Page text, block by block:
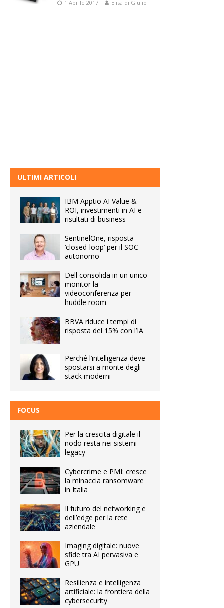
1 Aprile 2017 Elisa di Giulio
ULTIMI ARTICOLI
IBM Apptio AI Value &
ROI, investimenti in AI e
risultati di business
SentinelOne, risposta
‘closed-loop’ per il SOC
autonomo
Dell consolida in un unico
monitor la
videoconferenza per
huddle room
BBVA riduce i tempi di
risposta del 15% con l’IA
Perché l’intelligenza deve
spostarsi a monte degli
stack moderni
FOCUS
Per la crescita digitale il
nodo resta nei sistemi
legacy
Cybercrime e PMI: cresce
la minaccia ransomware
in Italia
Il futuro del networking e
dell’edge per la rete
aziendale
Imaging digitale: nuove
sfide tra AI pervasiva e
GPU
Resilienza e intelligenza
artificiale: la frontiera della
cybersecurity